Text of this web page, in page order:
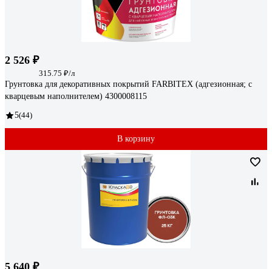
2 526 ₽
315.75 ₽/л
Грунтовка для декоративных покрытий FARBITEX (адгезионная; с
кварцевым наполнителем) 4300008115
5(44)
В корзину